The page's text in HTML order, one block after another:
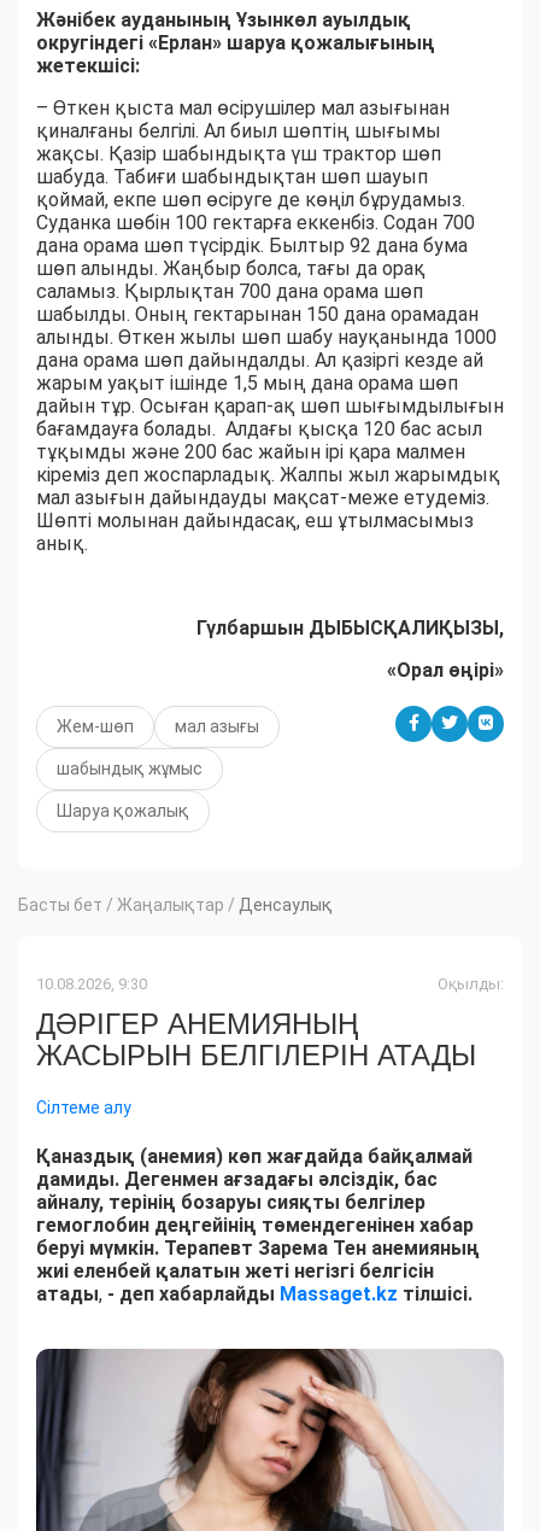
Жәнібек ауданының Ұзынкөл ауылдық
округіндегі «Ерлан» шаруа қожалығының
жетекшісі:
– Өткен қыста мал өсірушілер мал азығынан
қиналғаны белгілі. Ал биыл шөптің шығымы
жақсы. Қазір шабындықта үш трактор шөп
шабуда. Табиғи шабындықтан шөп шауып
қоймай, екпе шөп өсіруге де көңіл бұрудамыз.
Суданка шөбін 100 гектарға еккенбіз. Содан 700
дана орама шөп түсірдік. Былтыр 92 дана бума
шөп алынды. Жаңбыр болса, тағы да орақ
саламыз. Қырлықтан 700 дана орама шөп
шабылды. Оның гектарынан 150 дана орамадан
алынды. Өткен жылы шөп шабу науқанында 1000
дана орама шөп дайындалды. Ал қазіргі кезде ай
жарым уақыт ішінде 1,5 мың дана орама шөп
дайын тұр. Осыған қарап-ақ шөп шығымдылығын
бағамдауға болады. Алдағы қысқа 120 бас асыл
тұқымды және 200 бас жайын ірі қара малмен
кіреміз деп жоспарладық. Жалпы жыл жарымдық
мал азығын дайындауды мақсат-меже етудеміз.
Шөпті молынан дайындасақ, еш ұтылмасымыз
анық.
Гүлбаршын ДЫБЫСҚАЛИҚЫЗЫ,
«Орал өңірі»
Жем-шөп мал азығы
шабындық жұмыс
Шаруа қожалық
Басты бет / Жаңалықтар / Денсаулық
10.08.2026, 9:30 Оқылды:
ДӘРІГЕР АНЕМИЯНЫҢ
ЖАСЫРЫН БЕЛГІЛЕРІН АТАДЫ
Сілтеме алу
Қаназдық (анемия) көп жағдайда байқалмай
дамиды. Дегенмен ағзадағы әлсіздік, бас
айналу, терінің бозаруы сияқты белгілер
гемоглобин деңгейінің төмендегенінен хабар
беруі мүмкін. Терапевт Зарема Тен анемияның
жиі еленбей қалатын жеті негізгі белгісін
атады, - деп хабарлайды Massaget.kz тілшісі.